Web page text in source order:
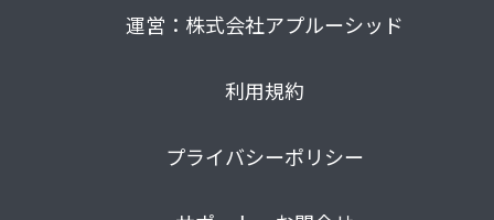
運営：株式会社アプルーシッド
利用規約
プライバシーポリシー